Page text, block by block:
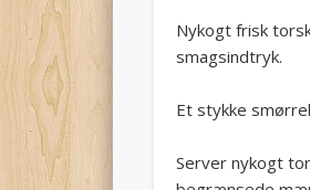
Nykogt frisk
smagsindtryk.
Et stykke
Server nykogt